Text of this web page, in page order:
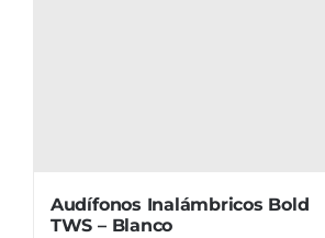
Audífonos Inalámbricos Bold
TWS – Blanco